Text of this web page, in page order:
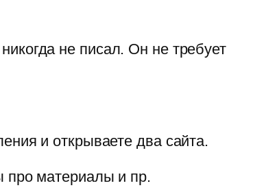
не писал. Он не требует
и открываете два сайта.
про материалы и пр.